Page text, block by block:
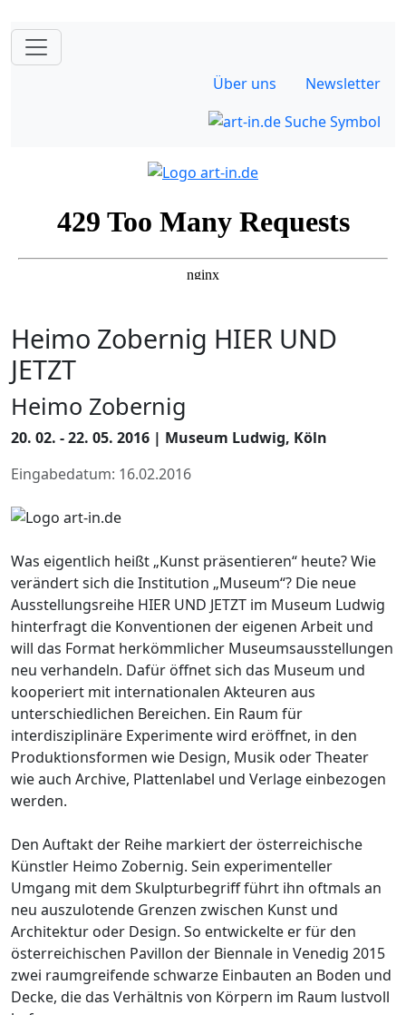
Über uns Newsletter
Heimo Zobernig HIER UND
JETZT
Heimo Zobernig
20. 02. - 22. 05. 2016 | Museum Ludwig, Köln
Eingabedatum: 16.02.2016
Was eigentlich heißt „Kunst präsentieren“ heute? Wie
verändert sich die Institution „Museum“? Die neue
Ausstellungsreihe HIER UND JETZT im Museum Ludwig
hinterfragt die Konventionen der eigenen Arbeit und
will das Format herkömmlicher Museumsausstellungen
neu verhandeln. Dafür öffnet sich das Museum und
kooperiert mit internationalen Akteuren aus
unterschiedlichen Bereichen. Ein Raum für
interdisziplinäre Experimente wird eröffnet, in den
Produktionsformen wie Design, Musik oder Theater
wie auch Archive, Plattenlabel und Verlage einbezogen
werden.
Den Auftakt der Reihe markiert der österreichische
Künstler Heimo Zobernig. Sein experimenteller
Umgang mit dem Skulpturbegriff führt ihn oftmals an
neu auszulotende Grenzen zwischen Kunst und
Architektur oder Design. So entwickelte er für den
österreichischen Pavillon der Biennale in Venedig 2015
zwei raumgreifende schwarze Einbauten an Boden und
Decke, die das Verhältnis von Körpern im Raum lustvoll